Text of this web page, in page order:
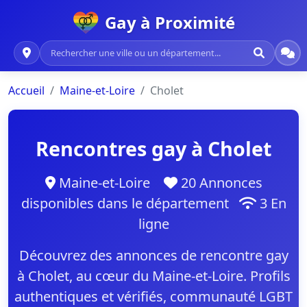
Gay à Proximité
Accueil Maine-et-Loire Cholet
Rencontres gay à Cholet
Maine-et-Loire
20 Annonces
disponibles dans le département
3 En
ligne
Découvrez des annonces de rencontre gay
à Cholet, au cœur du Maine-et-Loire. Profils
authentiques et vérifiés, communauté LGBT